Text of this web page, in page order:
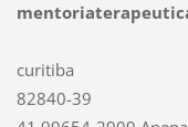
curitiba
82840-39